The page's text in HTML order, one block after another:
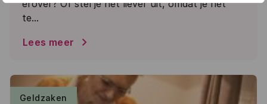
erover? Of stel je het liever uit, omdat je het
te...
Lees meer
Geldzaken